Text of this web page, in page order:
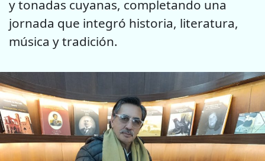
y tonadas cuyanas, completando una
jornada que integró historia, literatura,
música y tradición.